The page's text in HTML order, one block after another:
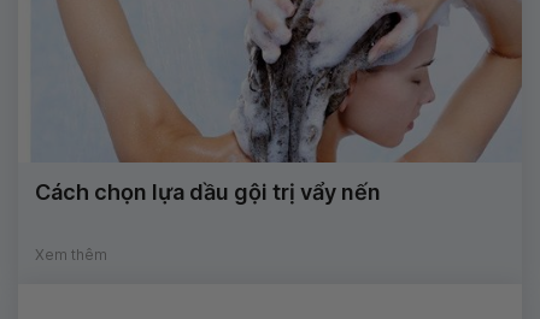
Cách chọn lựa dầu gội trị vẩy nến
Xem thêm